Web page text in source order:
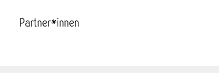
Partner*innen